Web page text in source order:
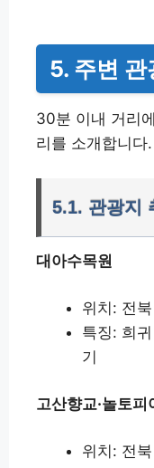
5. 주변
30분 이내 거리
리를 소개합니다.
5.1. 관광지
대아수목원
위치: 전
특징: 희
기
고산향교·놀토피
위치: 전